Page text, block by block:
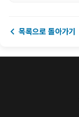
← 목록으로 돌아가기